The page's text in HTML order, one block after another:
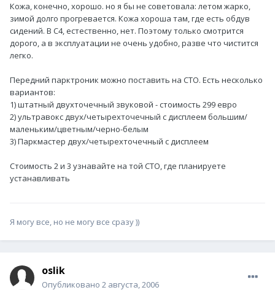
Кожа, конечно, хорошо. но я бы не советовала: летом жарко,
зимой долго прогревается. Кожа хороша там, где есть обдув
сидений. В С4, естественно, нет. Поэтому только смотрится
дорого, а в эксплуатации не очень удобно, разве что чистится
легко.
Передний парктроник можно поставить на СТО. Есть несколько
вариантов:
1) штатный двухточечный звуковой - стоимость 299 евро
2) ультравокс двух/четырехточечный с дисплеем большим/
маленьким/цветным/черно-белым
3) Паркмастер двух/четырехточечный с дисплеем
Стоимость 2 и 3 узнавайте на той СТО, где планируете
устанавливать
Я могу все, но не могу все сразу ))
oslik
Опубликовано 2 августа, 2006